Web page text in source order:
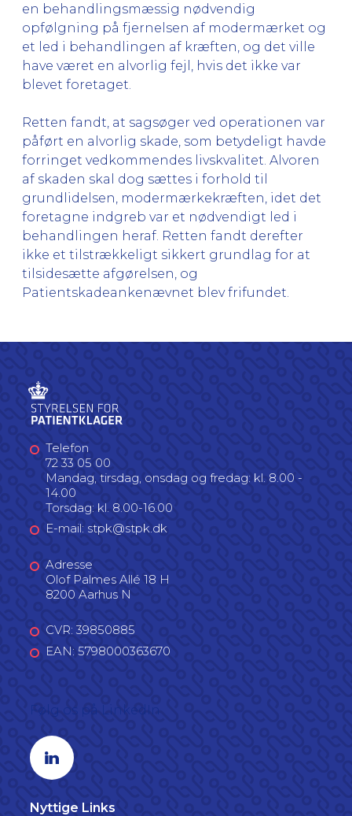
en behandlingsmæssig nødvendig
opfølgning på fjernelsen af modermærket og
et led i behandlingen af kræften, og det ville
have været en alvorlig fejl, hvis det ikke var
blevet foretaget.
Retten fandt, at sagsøger ved operationen var
påført en alvorlig skade, som betydeligt havde
forringet vedkommendes livskvalitet. Alvoren
af skaden skal dog sættes i forhold til
grundlidelsen, modermærkekræften, idet det
foretagne indgreb var et nødvendigt led i
behandlingen heraf. Retten fandt derefter
ikke et tilstrækkeligt sikkert grundlag for at
tilsidesætte afgørelsen, og
Patientskadeankenævnet blev frifundet.
Telefon
72 33 05 00
Mandag, tirsdag, onsdag og fredag: kl. 8.00 -
14.00
Torsdag: kl. 8.00-16.00
E-mail: stpk@stpk.dk
Adresse
Olof Palmes Allé 18 H
8200 Aarhus N
CVR: 39850885
EAN: 5798000363670
Linkedin profil
Nyttige Links